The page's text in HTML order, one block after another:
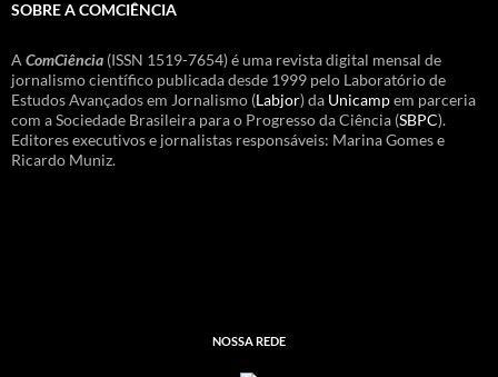
SOBRE A COMCIÊNCIA
A ComCiência (ISSN 1519-7654) é uma revista digital mensal de
jornalismo científico publicada desde 1999 pelo Laboratório de
Estudos Avançados em Jornalismo (Labjor) da Unicampem parceria
com a Sociedade Brasileira para o Progresso da Ciência (SBPC).
Editores executivos e jornalistas responsáveis: Marina Gomes e
Ricardo Muniz.
NOSSA REDE